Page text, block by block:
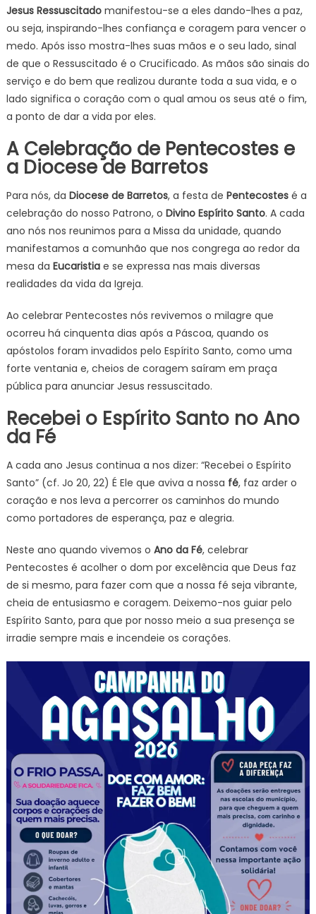
Jesus Ressuscitadomanifestou-se a eles dando-lhes a paz,
ou seja, inspirando-lhes confiança e coragem para vencer o
medo. Após isso mostra-lhes suas mãos e o seu lado, sinal
de que o Ressuscitado é o Crucificado. As mãos são sinais do
serviço e do bem que realizou durante toda a sua vida, e o
lado significa o coração com o qual amou os seus até o fim,
a ponto de dar a vida por eles.
A Celebração de Pentecostes e
a Diocese de Barretos
Para nós, da Diocese de Barretos, a festa de Pentecostesé a
celebração do nosso Patrono, o Divino Espírito Santo. A cada
ano nós nos reunimos para a Missa da unidade, quando
manifestamos a comunhão que nos congrega ao redor da
mesa da Eucaristiae se expressa nas mais diversas
realidades da vida da Igreja.
Ao celebrar Pentecostes nós revivemos o milagre que
ocorreu há cinquenta dias após a Páscoa, quando os
apóstolos foram invadidos pelo Espírito Santo, como uma
forte ventania e, cheios de coragem saíram em praça
pública para anunciar Jesus ressuscitado.
Recebei o Espírito Santo no Ano
da Fé
A cada ano Jesus continua a nos dizer: “Recebei o Espírito
Santo” (cf. Jo 20, 22) É Ele que aviva a nossa fé, faz arder o
coração e nos leva a percorrer os caminhos do mundo
como portadores de esperança, paz e alegria.
Neste ano quando vivemos o Ano da Fé, celebrar
Pentecostes é acolher o dom por excelência que Deus faz
de si mesmo, para fazer com que a nossa fé seja vibrante,
cheia de entusiasmo e coragem. Deixemo-nos guiar pelo
Espírito Santo, para que por nosso meio a sua presença se
irradie sempre mais e incendeie os corações.